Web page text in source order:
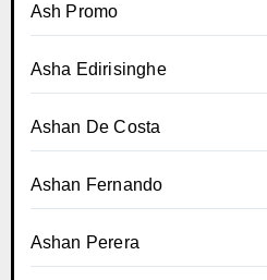
Ash Promo
Asha Edirisinghe
Ashan De Costa
Ashan Fernando
Ashan Perera